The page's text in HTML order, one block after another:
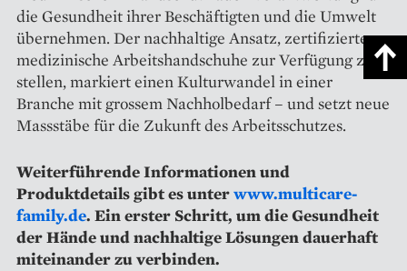
die Gesundheit ihrer Beschäftigten und die Umwelt
übernehmen. Der nachhaltige Ansatz, zertifizierte
medizinische Arbeitshandschuhe zur Verfügung zu
stellen, markiert einen Kulturwandel in einer
Branche mit grossem Nachholbedarf – und setzt neue
Massstäbe für die Zukunft des Arbeitsschutzes.
Weiterführende Informationen und
Produktdetails gibt es unterwww.multicare-
family.de. Ein erster Schritt, um die Gesundheit
der Hände und nachhaltige Lösungen dauerhaft
miteinander zu verbinden.